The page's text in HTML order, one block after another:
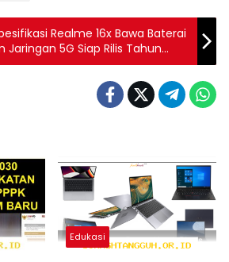
Realme 16x Bawa Baterai
Jaringan 5G Siap Rilis Tahun
Edukasi